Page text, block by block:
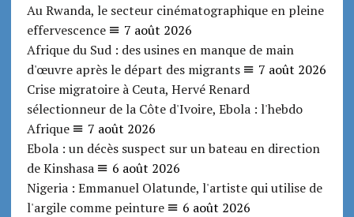
Au Rwanda, le secteur cinématographique en pleine
effervescence
7 août 2026
Afrique du Sud : des usines en manque de main
d'œuvre après le départ des migrants
7 août 2026
Crise migratoire à Ceuta, Hervé Renard
sélectionneur de la Côte d'Ivoire, Ebola : l'hebdo
Afrique
7 août 2026
Ebola : un décès suspect sur un bateau en direction
de Kinshasa
6 août 2026
Nigeria : Emmanuel Olatunde, l'artiste qui utilise de
l'argile comme peinture
6 août 2026